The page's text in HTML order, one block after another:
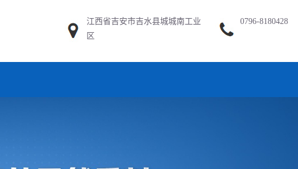
江西省吉安市吉水县城城南工业
区
0796-8180428